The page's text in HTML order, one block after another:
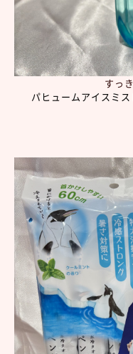
すっ
パヒュームアイスミ